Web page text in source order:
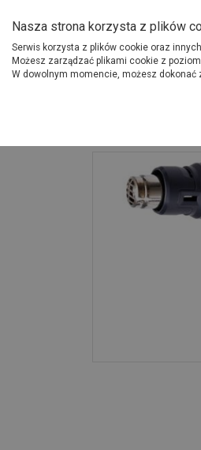
O
Nasza strona korzysta z plików
Serwis korzysta z plików cookie oraz
Możesz zarządzać plikami cookie z
W dowolnym momencie, możesz dokonać